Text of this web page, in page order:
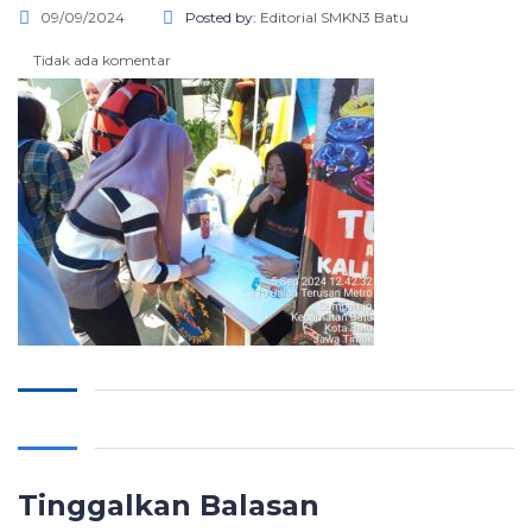
09/09/2024 Posted by: Editorial SMKN3 Batu
Tidak ada komentar
Tinggalkan Balasan